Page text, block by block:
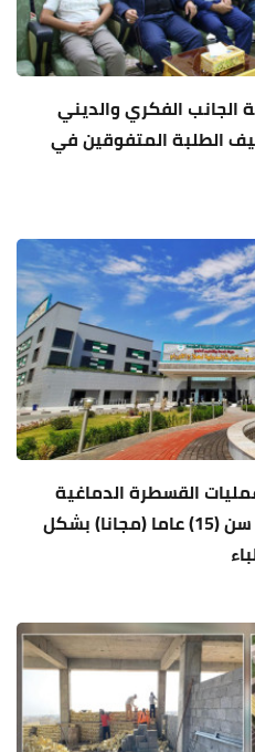
الجانب الفكري والديني
الطلبة المتفوقين في
القسطرة الدماغية
والحبل الشوكي للاطفال دون سن (15) عاما (مجانا) بشكل